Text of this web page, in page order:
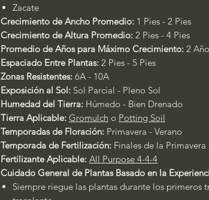
Zacate
Crecimiento de Ancho Promedio: 1 Pies - 2 Pies
Crecimiento de Altura Promedio: 2 Pies - 4 Pies
Promedio de Años para Máximo Crecimiento: 2
Espaciado Entre Plantas: 2 Pies - 5 Pies
Zonas Resistentes: 6A - 10A
Exposición al Sol: Sol Parcial - Pleno Sol
Humedad del Tierra: Húmedo - Bien Drenado
Tierra Aplicable: Gromulch o Potting Soil
Temporadas de Floración: Primavera - Verano
Temporada de Fertilización: Finales de la Primavera
Fertilizante Aplicable: All Purpose 4-4-4
Cuidado General de Plantas Basado en la
Siempre riegue las plantas durante los primeros